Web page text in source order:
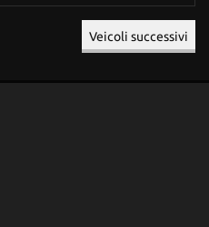
• Grigio scuro metallizzato • 5
• Airbag Passeggero • Airbag
• Cerchi in lega • Chiusura
laterali elettrici
Veicoli successivi